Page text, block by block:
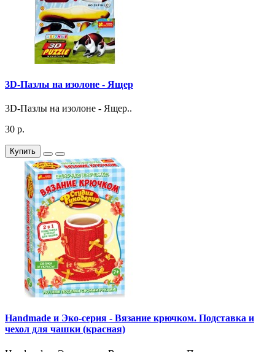
3D-Пазлы на изолоне - Ящер
3D-Пазлы на изолоне - Ящер..
30 р.
Купить
Handmade и Эко-серия - Вязание крючком. Подставка и
чехол для чашки (красная)